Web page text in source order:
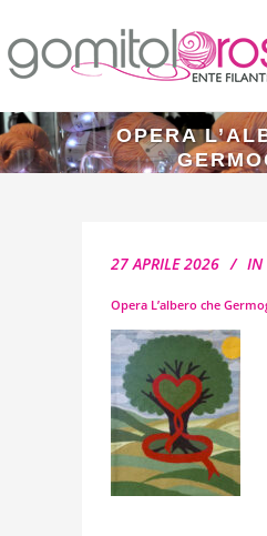
OPERA
27 APRILE 2026 IN
Opera L’albero che